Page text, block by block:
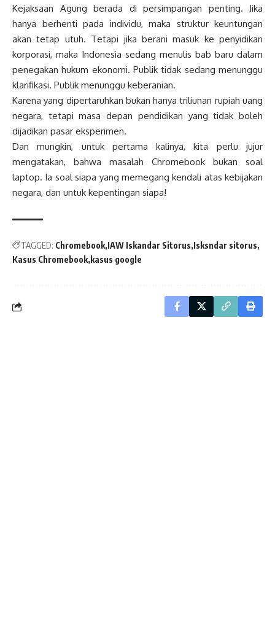
Kejaksaan Agung berada di persimpangan penting. Jika
hanya berhenti pada individu, maka struktur keuntungan
akan tetap utuh. Tetapi jika berani masuk ke penyidikan
korporasi, maka Indonesia sedang menulis bab baru dalam
penegakan hukum ekonomi. Publik tidak sedang menunggu
klarifikasi. Publik menunggu keberanian.
Karena yang dipertaruhkan bukan hanya triliunan rupiah uang
negara, tetapi masa depan pendidikan yang tidak boleh
dijadikan pasar eksperimen.
Dan mungkin, untuk pertama kalinya, kita perlu jujur
mengatakan, bahwa masalah Chromebook bukan soal
laptop. Ia soal siapa yang memegang kendali atas kebijakan
negara, dan untuk kepentingan siapa!
TAGGED: Chromebook IAW Iskandar Sitorus Isksndar sitorus
Kasus Chromebook kasus google